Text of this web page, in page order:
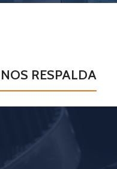
RESPALDA